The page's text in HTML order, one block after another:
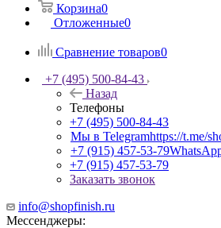
Корзина0
Отложенные0
Сравнение товаров0
+7 (495) 500-84-43
Назад
Телефоны
+7 (495) 500-84-43
Мы в Telegramhttps://t.me/
+7 (915) 457-53-79
+7 (915) 457-53-79
Заказать звонок
info@shopfinish.ru
Мессенджеры: